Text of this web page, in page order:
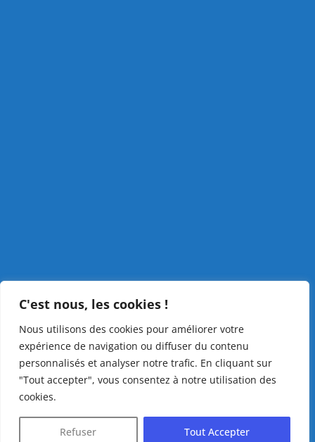
C'est nous, les cookies !
Nous utilisons des cookies pour améliorer votre
expérience de navigation ou diffuser du contenu
personnalisés et analyser notre trafic. En cliquant sur
"Tout accepter", vous consentez à notre utilisation des
cookies.
Refuser Tout Accepter